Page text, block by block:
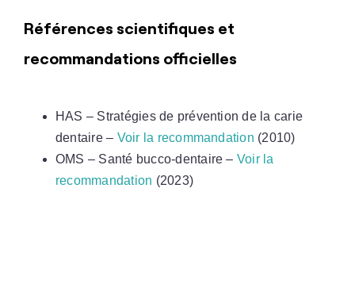
Références scientifiques et
recommandations officielles
HAS – Stratégies de prévention de la carie
dentaire – Voir la recommandation (2010)
OMS – Santé bucco-dentaire – Voir la
recommandation (2023)